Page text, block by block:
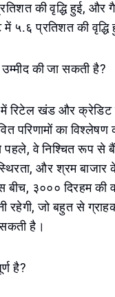
की वृद्धि हुई, और
में ५.६ प्रतिशत की वृद्धि
की जा सकती है?
में रिटेल खंड और क्रेडिट
परिणामों का विश्लेषण
वे निश्चित रूप से
स्थिरता, और श्रम
३००० दिरहम की
रहेगी, जो बहुत से
है।
है?